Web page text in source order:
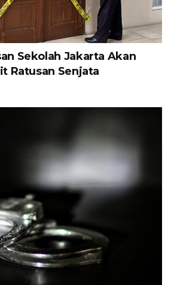
Sekolah Jakarta Akan
Ratusan Senjata